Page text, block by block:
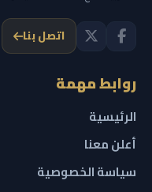
اتصل بنا
روابط مهمة
الرئيسية
أعلن معنا
سياسة الخصوصية